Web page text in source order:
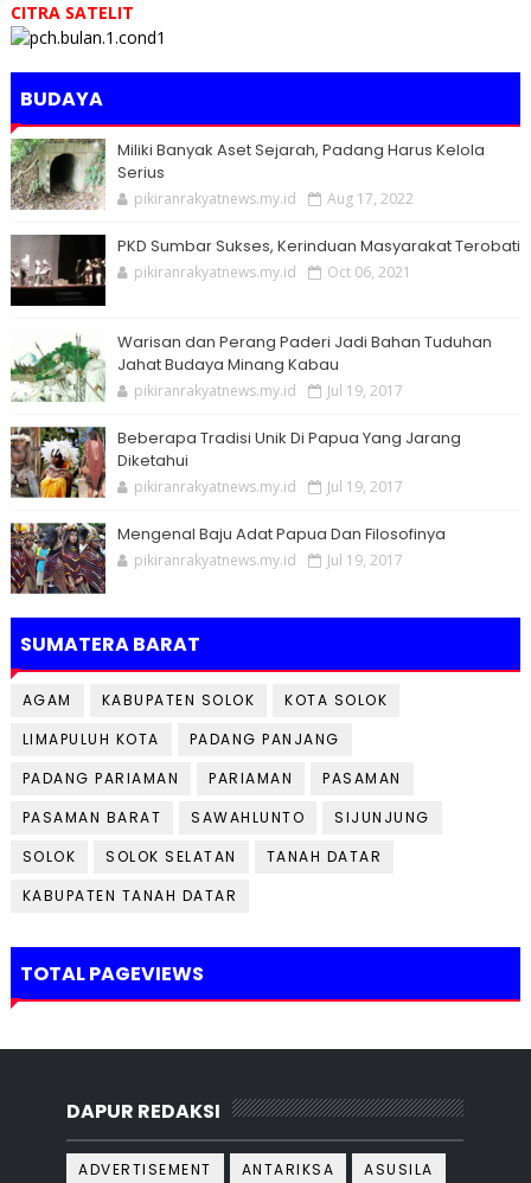
CITRA SATELIT
BUDAYA
Miliki Banyak Aset Sejarah, Padang Harus Kelola
Serius
pikiranrakyatnews.my.id Aug 17, 2022
PKD Sumbar Sukses, Kerinduan Masyarakat Terobati
pikiranrakyatnews.my.id Oct 06, 2021
Warisan dan Perang Paderi Jadi Bahan Tuduhan
Jahat Budaya Minang Kabau
pikiranrakyatnews.my.id Jul 19, 2017
Beberapa Tradisi Unik Di Papua Yang Jarang
Diketahui
pikiranrakyatnews.my.id Jul 19, 2017
Mengenal Baju Adat Papua Dan Filosofinya
pikiranrakyatnews.my.id Jul 19, 2017
SUMATERA BARAT
AGAM KABUPATEN SOLOK
KOTA SOLOK
LIMAPULUH KOTA
PADANG PANJANG
PADANG PARIAMAN
PARIAMAN
PASAMAN
PASAMAN BARAT
SAWAHLUNTO
SIJUNJUNG
SOLOK
SOLOK SELATAN
TANAH DATAR
KABUPATEN TANAH DATAR
TOTAL PAGEVIEWS
DAPUR REDAKSI
ADVERTISEMENT ANTARIKSA
ASUSILA